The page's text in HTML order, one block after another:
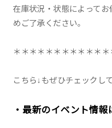
在庫状況・状態によって
めご了承ください。
＊＊＊＊＊＊＊＊＊＊＊＊
こちら↓もぜひチェックし
・最新のイベント情報